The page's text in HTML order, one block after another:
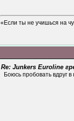
«Если ты не учишься на
Re: Junkers Euroline
Боюсь пробовать вдруг в